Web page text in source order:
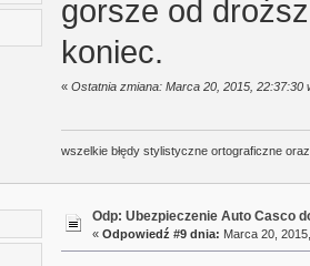
gorsze od
koniec.
« Ostatnia zmiana: Marca 20, 2015, 22:37:30
wszelkie błędy stylistyczne ortograficzne
Odp: Ubezpieczenie Auto Casco
« Odpowiedź #9 dnia: Marca 20,